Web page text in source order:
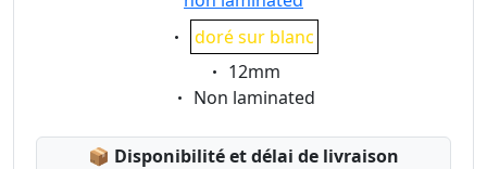
Eigenschaft:
doré sur blanc
Eigenschaft:
12mm
Eigenschaft:
Non laminated
📦 Lagerstatus:
Disponibilité et délai de livraison